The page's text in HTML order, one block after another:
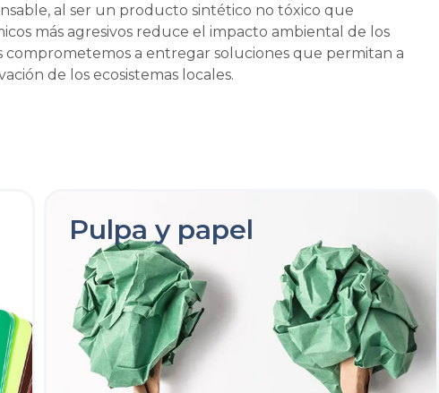
al ser un producto sintético no tóxico que
más agresivos reduce el impacto ambiental de los
a entregar soluciones que permitan a
de los ecosistemas locales.
Pulpa y papel